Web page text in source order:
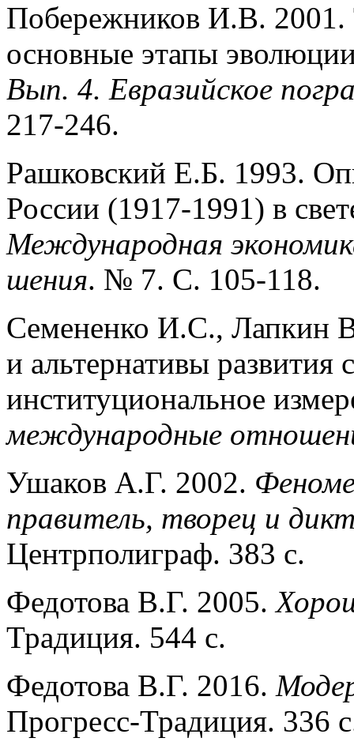
Побережников И.В. 2001.
основные этапы
Вып. 4. Евразийское
217-246.
Рашковский Е.Б. 1993.
России (1917-1991) в
Международная
шения. № 7. С. 105-118.
Семененко И.С., Лапкин
и альтернативы
институциональное
международные
Ушаков А.Г. 2002.
правитель, творец и
Центрполиграф. 383 с.
Федотова В.Г. 2005.
Традиция. 544 с.
Федотова В.Г. 2016.
Прогресс-Традиция. 336